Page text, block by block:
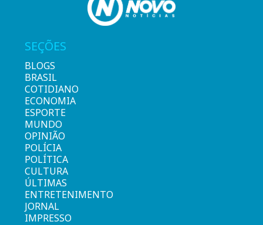
SEÇÕES
BLOGS
BRASIL
COTIDIANO
ECONOMIA
ESPORTE
MUNDO
OPINIÃO
POLÍCIA
POLÍTICA
CULTURA
ÚLTIMAS
ENTRETENIMENTO
JORNAL
IMPRESSO